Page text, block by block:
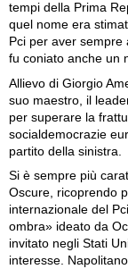
tempi della Prima
quel nome era
Pci per aver
fu coniato anche un
Allievo di Giorgio
suo maestro, il
per superare la
socialdemocrazie
partito della sinistra.
Si è sempre più
Oscure, ricoprendo
internazionale del
ombra» ideato da
invitato negli Stati
interesse.